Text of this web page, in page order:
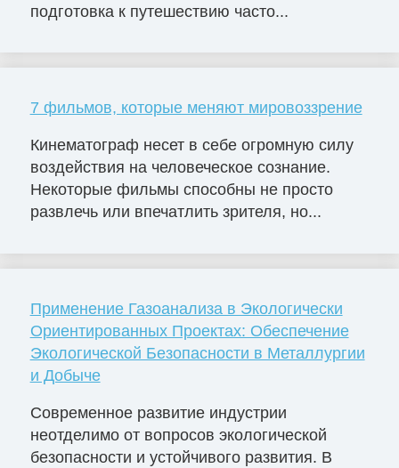
подготовка к путешествию часто...
7 фильмов, которые меняют мировоззрение
Кинематограф несет в себе огромную силу
воздействия на человеческое сознание.
Некоторые фильмы способны не просто
развлечь или впечатлить зрителя, но...
Применение Газоанализа в Экологически
Ориентированных Проектах: Обеспечение
Экологической Безопасности в Металлургии
и Добыче
Современное развитие индустрии
неотделимо от вопросов экологической
безопасности и устойчивого развития. В